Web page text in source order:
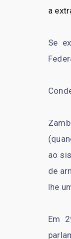
a
Se
ao
de
lhe
Em